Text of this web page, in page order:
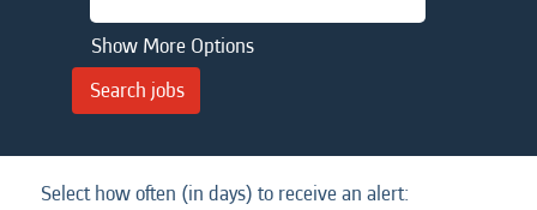
Show More Options
Select how often (in days) to receive an alert: